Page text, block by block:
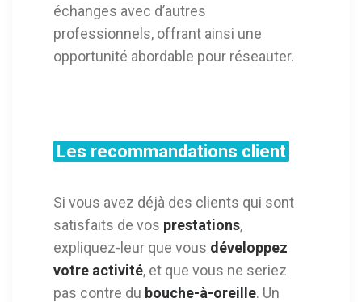
échanges avec d’autres
professionnels, offrant ainsi une
opportunité abordable pour réseauter.
Les recommandations client
Si vous avez déjà des clients qui sont
satisfaits de vos prestations,
expliquez-leur que vous développez
votre activité, et que vous ne seriez
pas contre du bouche-à-oreille. Un